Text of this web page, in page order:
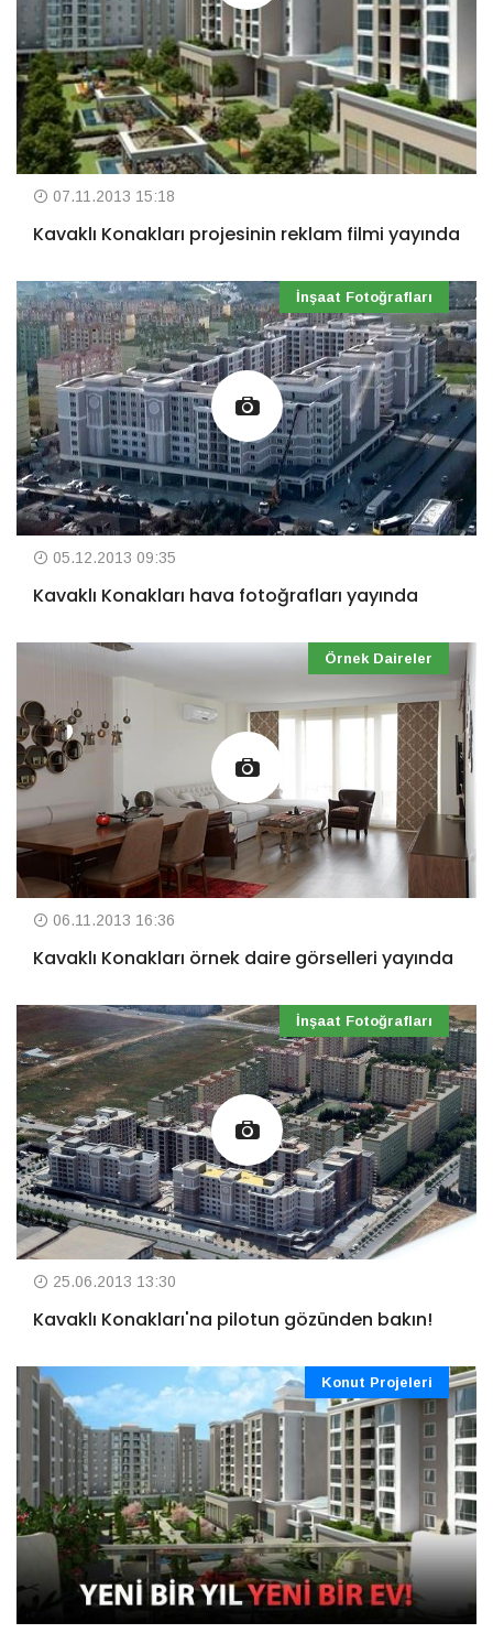
07.11.2013 15:18
Kavaklı Konakları projesinin reklam filmi yayında
İnşaat Fotoğrafları
05.12.2013 09:35
Kavaklı Konakları hava fotoğrafları yayında
Örnek Daireler
06.11.2013 16:36
Kavaklı Konakları örnek daire görselleri yayında
İnşaat Fotoğrafları
25.06.2013 13:30
Kavaklı Konakları'na pilotun gözünden bakın!
Konut Projeleri